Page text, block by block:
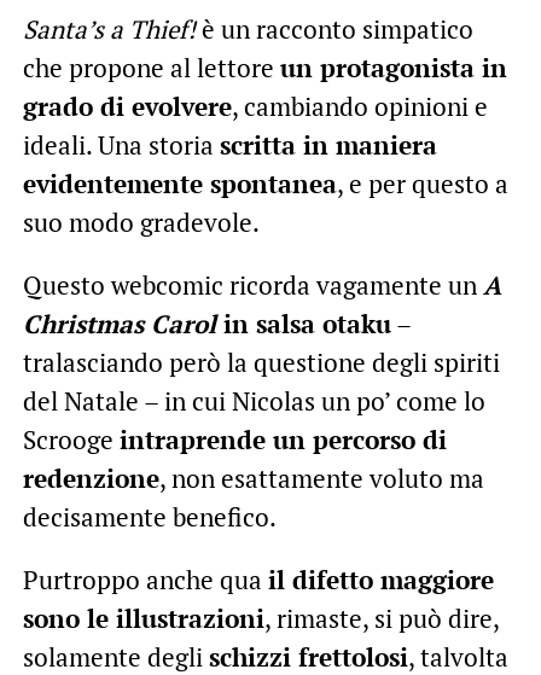
Santa’s a Thief!è un racconto simpatico
che propone al lettore un protagonista in
grado di evolvere, cambiando opinioni e
ideali. Una storia scritta in maniera
evidentemente spontanea, e per questo a
suo modo gradevole.
Questo webcomic ricorda vagamente unA
Christmas Carolin salsa otaku–
tralasciando però la questione degli spiriti
del Natale – in cui Nicolas un po’ come lo
Scrooge intraprende un percorso di
redenzione, non esattamente voluto ma
decisamente benefico.
Purtroppo anche qua il difetto maggiore
sono le illustrazioni, rimaste, si può dire,
solamente deglischizzi frettolosi, talvolta